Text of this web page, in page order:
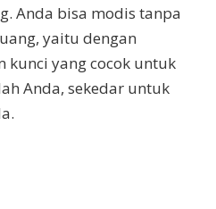
Anda bisa modis tanpa
yaitu dengan
kunci yang cocok untuk
Anda, sekedar untuk